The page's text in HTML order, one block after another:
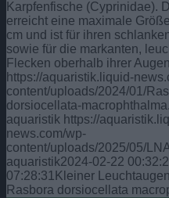
Karpfenfische (Cyprinidae).
erreicht eine maximale
cm und ist für ihren
sowie für die markanten,
Flecken oberhalb ihrer
https://aquaristik.liquid-
content/uploads/2024/01/
dorsiocellata-
aquaristik https://
news.com/wp-
content/uploads/2025/05/
aquaristik2024-02-22
07:28:31 Kleiner
Rasbora dorsiocellata